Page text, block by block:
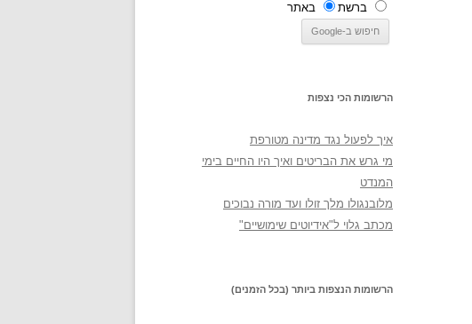
ברשת באתר
הרשומות הכי נצפות
איך לפעול נגד מדינה מטורפת
מי גרש את הבריטים ואיך היו החיים בימי
המנדט
מלובנגולו מלך זולו ועד מורה נבוכים
מכתב גלוי ל"אידיוטים שימושיים"
הרשומות הנצפות ביותר (בכל הזמנים)